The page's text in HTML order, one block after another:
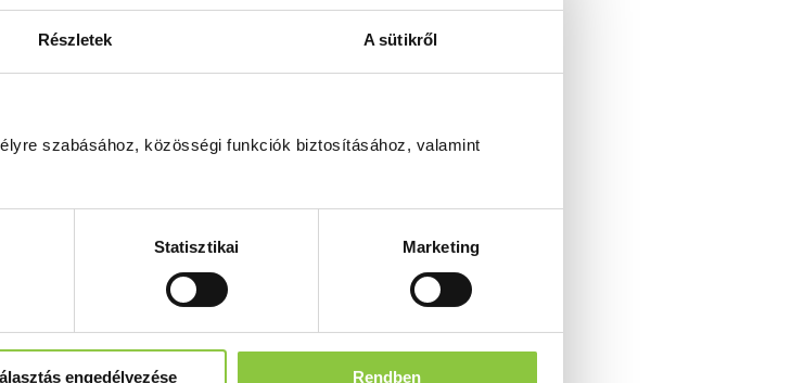
Részletek A sütikről
szabásához, közösségi funkciók biztosításához, valamint
Statisztikai Marketing
engedélyezése Rendben